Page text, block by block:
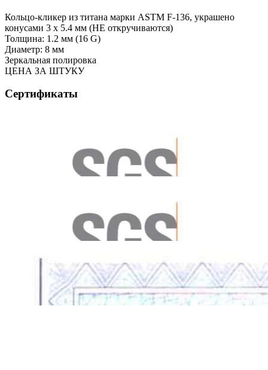
Кольцо-кликер из титана марки ASTM F-136, украшено
конусами 3 х 5.4 мм (НЕ откручиваются)
Толщина: 1.2 мм (16 G)
Диаметр: 8 мм
Зеркальная полировка
ЦЕНА ЗА ШТУКУ
Сертификаты